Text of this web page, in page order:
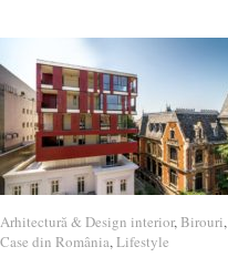
Arhitectură & Design interior, Birouri,
Case din România,Lifestyle
Arhitectură & Design interior Birouri
Case din România Lifestyle